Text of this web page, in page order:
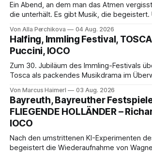
Ein Abend, an dem man das Atmen vergisst. Es gibt
die unterhält. Es gibt Musik, die begeistert.
Genau so war der Abend im Kurhaus
Johannes Brahms’ Erstes Klavierkonzert
Daniil
Von Alla Perchikova 04 Aug. 2026
Halfing, Immling Festival,
Puccini, IOCO
Zum 30. Jubiläum des Immling-Festivals
Tosca als packendes Musikdrama im
spannend und werkgetreu, getragen von
eindrucksvollen Projektionen und einer
musikalischen Leitung.
Von Marcus Haimerl 03 Aug. 2026
Bayreuth, Bayreuther
FLIEGENDE HOLLÄNDER –
IOCO
Nach den umstrittenen KI-Experimenten
begeistert die Wiederaufnahme von